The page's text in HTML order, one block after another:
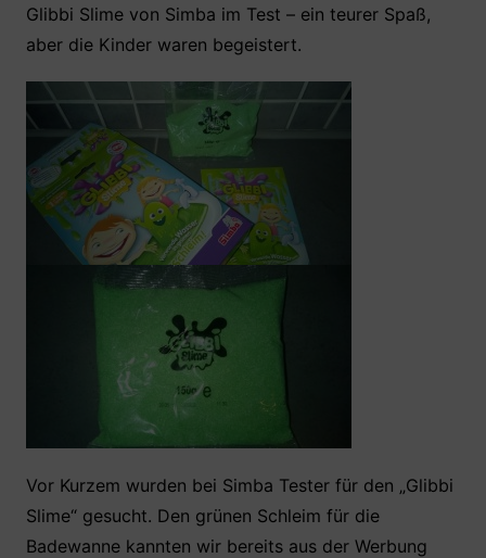
c
e
b
o
o
k
itt
er
at
s
A
p
p
er
e
st
le
n
Glibbi Slime von Simba im Test – ein teurer Spaß,
aber die Kinder waren begeistert.
Vor Kurzem wurden bei Simba Tester für den „Glibbi
Slime“ gesucht. Den grünen Schleim für die
Badewanne kannten wir bereits aus der Werbung